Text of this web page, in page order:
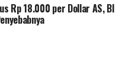
Rp 18.000 per Dollar AS, BI